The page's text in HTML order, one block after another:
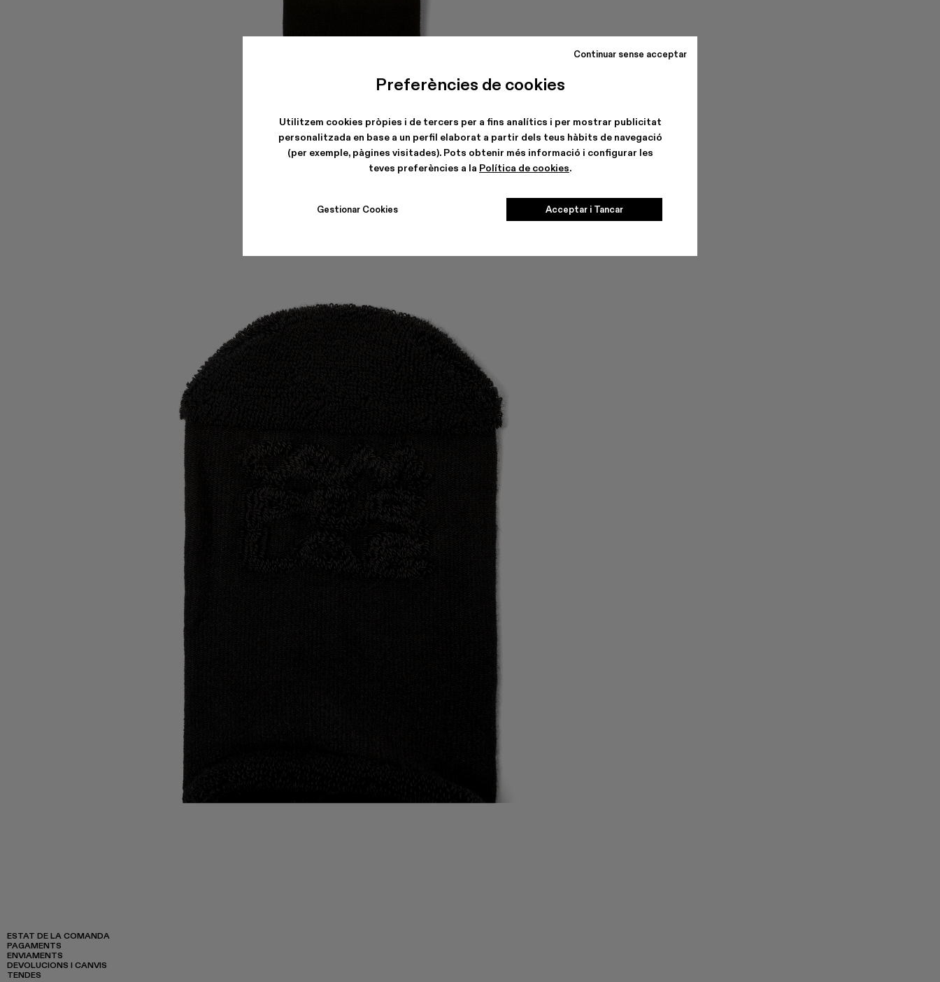
Preferències de cookies
Utilitzem cookies pròpies i de tercers per a fins analítics i per mostrar publicitat
personalitzada en base a un perfil elaborat a partir dels teus hàbits de navegació
(per exemple, pàgines visitades). Pots obtenir més informació i configurar les
teves preferències a la Política de cookies.
Gestionar Cookies
Continuar sense acceptar
Acceptar i Tancar
ESTAT DE LA COMANDA
PAGAMENTS
ENVIAMENTS
DEVOLUCIONS I CANVIS
TENDES